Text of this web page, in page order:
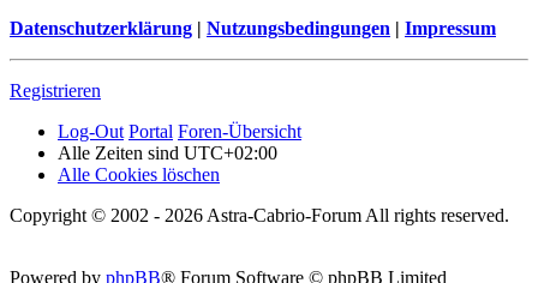
Datenschutzerklärung | Nutzungsbedingungen | Impressum
Registrieren
Log-Out Portal Foren-Übersicht
Alle Zeiten sind UTC+02:00
Alle Cookies löschen
Copyright © 2002 - 2026 Astra-Cabrio-Forum All rights reserved.
Powered by phpBB® Forum Software © phpBB Limited